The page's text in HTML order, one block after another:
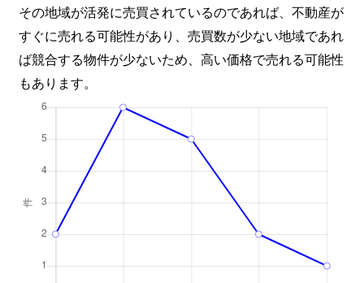
その地域が活発に売買されているのであれば、不動産が
すぐに売れる可能性があり、売買数が少ない地域であれ
ば競合する物件が少ないため、高い価格で売れる可能性
もあります。